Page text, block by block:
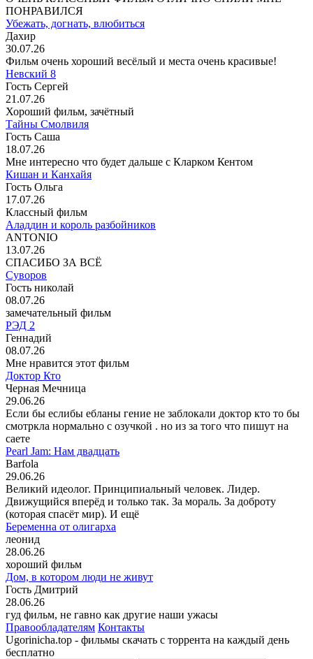
ПОНРАВИЛСЯ
Убежать, догнать, влюбиться
Дахир
30.07.26
Фильм очень хороший весёлый и места очень красивые!
Невский 8
Гость Сергей
21.07.26
Хороший фильм, зачётный
Тайны Смолвиля
Гость Саша
18.07.26
Мне интересно что будет дальше с Кларком Кентом
Кишан и Канхайя
Гость Ольга
17.07.26
Классный фильм
Аладдин и король разбойников
ANTONIO
13.07.26
СПАСИБО ЗА ВСЁ
Суворов
Гость николай
08.07.26
замечательный фильм
РЭД 2
Геннадий
08.07.26
Мне нравится этот фильм
Доктор Кто
Черная Мечница
29.06.26
Если бы еслибы ебланы гение не заблокали доктор кто то бы
смотркла нормально с озучкой . но из за того что пишут на
саете
Pearl Jam: Нам двадцать
Barfola
29.06.26
Великий идеолог. Принципиальный человек. Лидер.
Движущийся вперёд и только так. За мораль. За доброту
(которая спасёт мир). И ещё
Беременна от олигарха
леонид
28.06.26
хороший фильм
Дом, в котором люди не живут
Гость Дмитрий
28.06.26
гуд фильм, не гавно как другие наши ужасы
Правообладателям Контакты
Ugorinicha.top - фильмы скачать с торрента на каждый день
бесплатно